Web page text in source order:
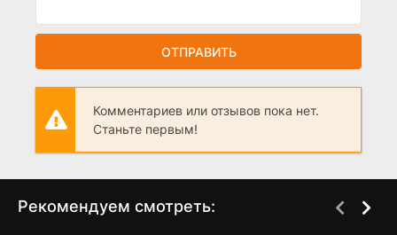
ОТПРАВИТЬ
Комментариев или отзывов пока нет.
Станьте первым!
Рекомендуем смотреть: